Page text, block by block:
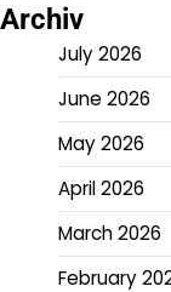
Archiv
July 2026
June 2026
May 2026
April 2026
March 2026
February